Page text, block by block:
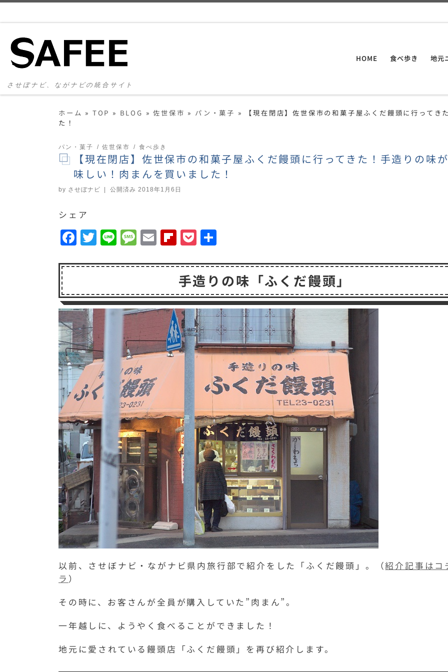
させぼナビ、ながナビの統合サイト
HOME 食べ歩き 地元
ホーム » TOP » BLOG » 佐世保市 » パン・菓子 »
【現在閉店】佐世保市の和菓子屋ふくだ饅頭に行って
た！
パン・菓子 佐世保市 食べ歩き
【現在閉店】佐世保市の和菓子屋ふくだ饅頭に行ってきた！手造りの味
味しい！肉まんを買いました！
by させぼナビ | 公開済み 2018年1月6日
シェア
F
a
c
b
o
o
k
T
w
it
e
r
Li
n
e
M
e
s
a
g
e
E
m
a
F
li
p
b
o
a
r
d
P
o
c
k
e
t
手造りの味「ふくだ饅頭」
以前、させぼナビ・ながナビ県内旅行部で紹介をした「ふくだ饅頭」。（紹介記事はコ
ラ ）
その時に、お客さんが全員が購入していた”肉まん”。
一年越しに、ようやく食べることができました！
地元に愛されている饅頭店「ふくだ饅頭」を再び紹介します。